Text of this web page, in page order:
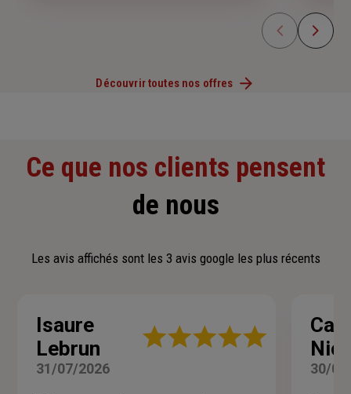
Découvrir toutes nos offres
Ce que nos clients pensent
de nous
Les avis affichés sont les 3 avis google les plus récents
Isaure
Lebrun
Note
31/07/2026 30/